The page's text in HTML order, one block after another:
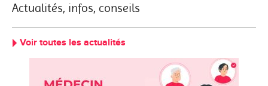
Actualités, infos, conseils
Voir toutes les actualités